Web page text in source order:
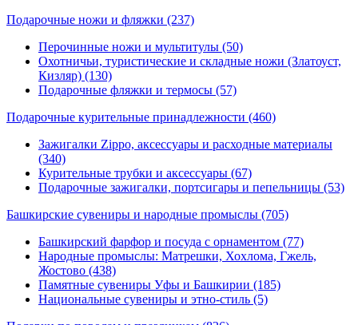
Подарочные ножи и фляжки (237)
Перочинные ножи и мультитулы (50)
Охотничьи, туристические и складные ножи (Златоуст,
Кизляр) (130)
Подарочные фляжки и термосы (57)
Подарочные курительные принадлежности (460)
Зажигалки Zippo, аксессуары и расходные материалы
(340)
Курительные трубки и аксессуары (67)
Подарочные зажигалки, портсигары и пепельницы (53)
Башкирские сувениры и народные промыслы (705)
Башкирский фарфор и посуда с орнаментом (77)
Народные промыслы: Матрешки, Хохлома, Гжель,
Жостово (438)
Памятные сувениры Уфы и Башкирии (185)
Национальные сувениры и этно-стиль (5)